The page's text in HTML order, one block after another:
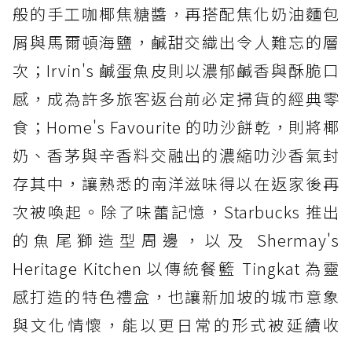
般的手工咖椰焦糖醬，再搭配焦化奶油麵包
屑與馬爾頓海鹽，鹹甜交織出令人難忘的層
次；Irvin's 鹹蛋魚皮則以濃郁鹹香與酥脆口
感，成為許多旅客返台前必定掃貨的經典零
食；Home's Favourite 的叻沙餅乾，則將椰
奶、香茅與辛香料交融出的濃縮叻沙香氣封
存其中，讓熟悉的南洋滋味得以在返家後再
次被喚起。除了味蕾記憶，Starbucks 推出
的魚尾獅造型周邊，以及 Shermay's
Heritage Kitchen 以傳統餐籃 Tingkat 為靈
感打造的特色禮盒，也讓新加坡的城市意象
與文化情懷，能以更日常的形式被延續收